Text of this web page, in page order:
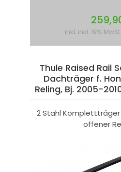
inkl. inkl. 19%
Thule Raised Rail
Dachträger f.
Reling, Bj. 2005-
2 Stahl
offener